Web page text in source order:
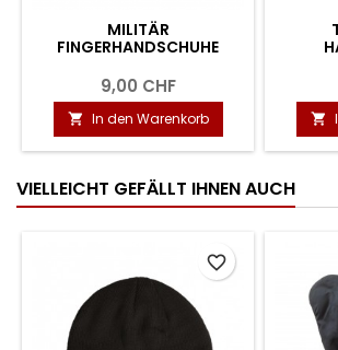
MILITÄR
FINGERHANDSCHUHE
9,00 CHF
 In den Warenkorb 
VIELLEICHT GEFÄLLT IHNEN AUCH
favorite_border